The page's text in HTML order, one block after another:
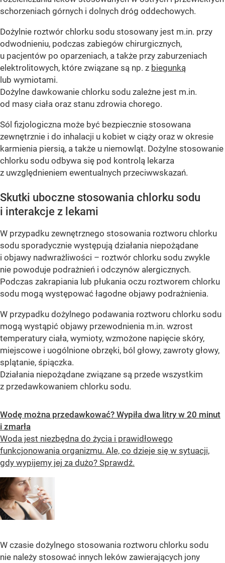
schorzeniach górnych i dolnych dróg oddechowych.
Dożylnie roztwór chlorku sodu stosowany jest m.in. przy
odwodnieniu, podczas zabiegów chirurgicznych,
u pacjentów po oparzeniach, a także przy zaburzeniach
elektrolitowych, które związane są np. z biegunką
lub wymiotami.
Dożylne dawkowanie chlorku sodu zależne jest m.in.
od masy ciała oraz stanu zdrowia chorego.
Sól fizjologiczna może być bezpiecznie stosowana
zewnętrznie i do inhalacji u kobiet w ciąży oraz w okresie
karmienia piersią, a także u niemowląt. Dożylne stosowanie
chlorku sodu odbywa się pod kontrolą lekarza
z uwzględnieniem ewentualnych przeciwwskazań.
Skutki uboczne stosowania chlorku sodu
i interakcje z lekami
W przypadku zewnętrznego stosowania roztworu chlorku
sodu sporadycznie występują działania niepożądane
i objawy nadwrażliwości – roztwór chlorku sodu zwykle
nie powoduje podrażnień i odczynów alergicznych.
Podczas zakrapiania lub płukania oczu roztworem chlorku
sodu mogą występować łagodne objawy podrażnienia.
W przypadku dożylnego podawania roztworu chlorku sodu
mogą wystąpić objawy przewodnienia m.in. wzrost
temperatury ciała, wymioty, wzmożone napięcie skóry,
miejscowe i uogólnione obrzęki, ból głowy, zawroty głowy,
splątanie, śpiączka.
Działania niepożądane związane są przede wszystkim
z przedawkowaniem chlorku sodu.
Wodę można przedawkować? Wypiła dwa litry w 20 minut
i zmarła
Woda jest niezbędna do życia i prawidłowego
funkcjonowania organizmu. Ale, co dzieje się w sytuacji,
gdy wypijemy jej za dużo? Sprawdź.
W czasie dożylnego stosowania roztworu chlorku sodu
nie należy stosować innych leków zawierających jony